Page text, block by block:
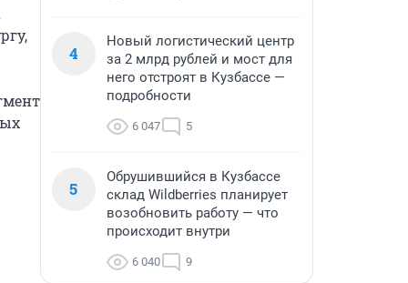
4
Новый логистический центр
за 2 млрд рублей и мост для
него отстроят в Кузбассе —
подробности
6 047 5
5
Обрушившийся в Кузбассе
склад Wildberries планирует
возобновить работу — что
происходит внутри
6 040 9